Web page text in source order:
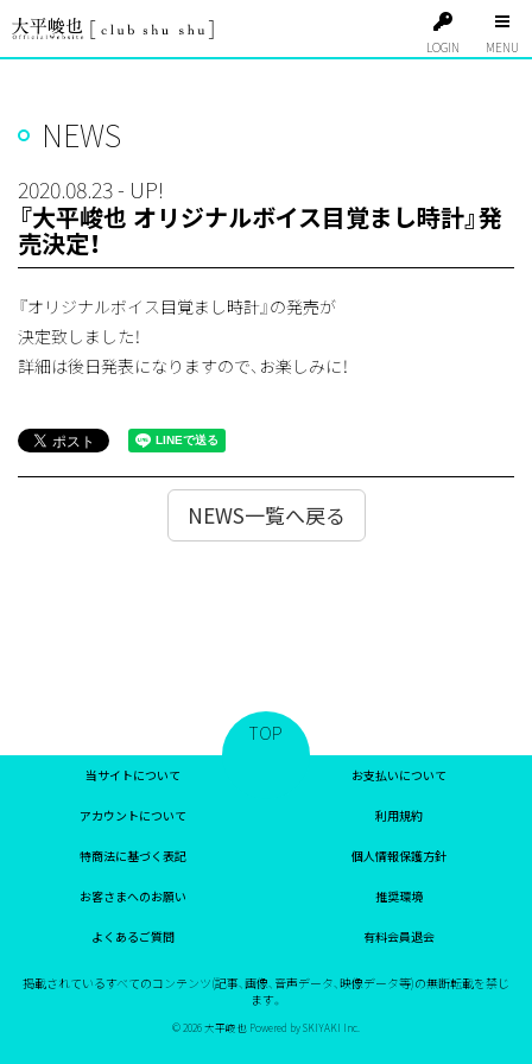
LOGIN
NEWS
2020.08.23 - UP!
『大平峻也 オリジナルボイス目覚まし時計』発
売決定！
『オリジナルボイス目覚まし時計』の発売が
決定致しました！
詳細は後日発表になりますので、お楽しみに！
NEWS一覧へ戻る
TOP
当サイトについて お支払いについて
アカウントについて 利用規約
特商法に基づく表記 個人情報保護方針
お客さまへのお願い 推奨環境
よくあるご質問 有料会員退会
掲載されているすべてのコンテンツ(記事、画像、音声データ、映像データ等)の無断転載を禁じ
ます。
© 2026 大平峻也 Powered bySKIYAKI Inc.